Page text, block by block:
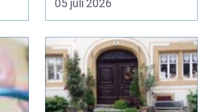
05 juli 2026